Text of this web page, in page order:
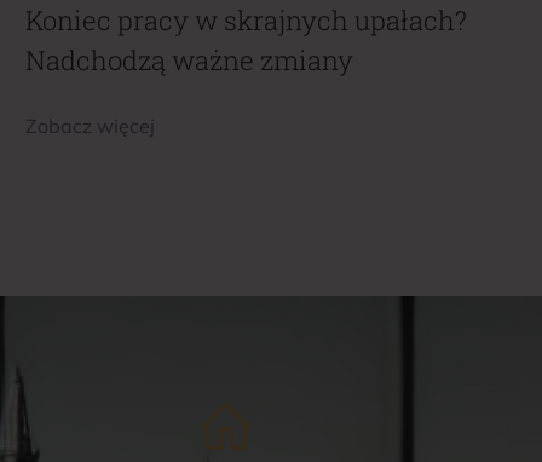
Koniec pracy w skrajnych upałach?
Nadchodzą ważne zmiany
Zobacz więcej